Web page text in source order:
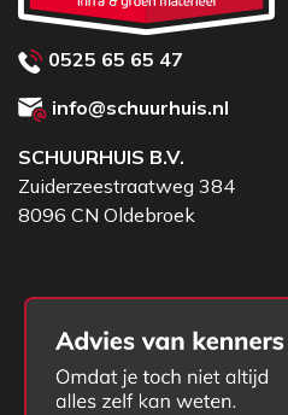
0525 65 65 47
info@schuurhuis.nl
SCHUURHUIS B.V.
Zuiderzeestraatweg 384
8096 CN Oldebroek